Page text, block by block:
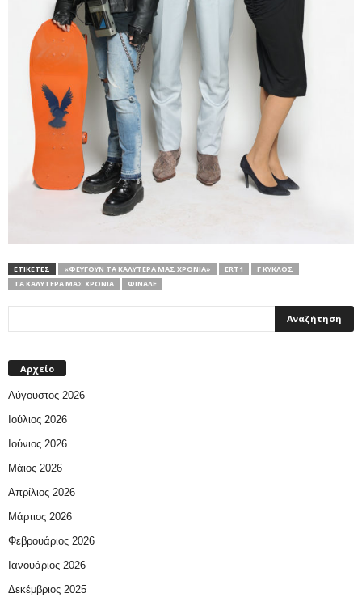
ΕΤΙΚΕΤΕΣ «ΦΕΎΓΟΥΝ ΤΑ ΚΑΛΎΤΕΡΆ ΜΑΣ ΧΡΌΝΙΑ» ERT1
Γ ΚΥΚΛΟΣ
ΤΑ ΚΑΛΎΤΕΡΆ ΜΑΣ ΧΡΌΝΙΑ
ΦΙΝΑΛΕ
Αρχείο
Αύγουστος 2026
Ιούλιος 2026
Ιούνιος 2026
Μάιος 2026
Απρίλιος 2026
Μάρτιος 2026
Φεβρουάριος 2026
Ιανουάριος 2026
Δεκέμβριος 2025